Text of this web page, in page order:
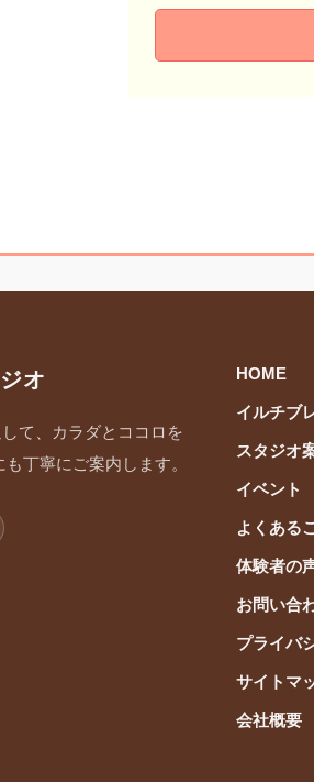
オ
て、カラダとココロを
丁寧にご案内します。
HOME
イルチブ
スタジオ
イベント
よくある
体験者の
お問い合
プライバ
サイトマ
会社概要